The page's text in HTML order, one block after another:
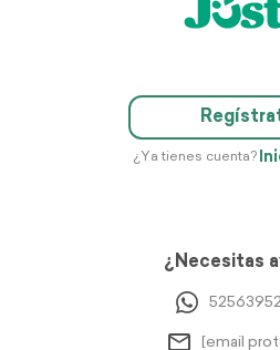
¿Ya tienes cuenta?
¿Necesitas
[email